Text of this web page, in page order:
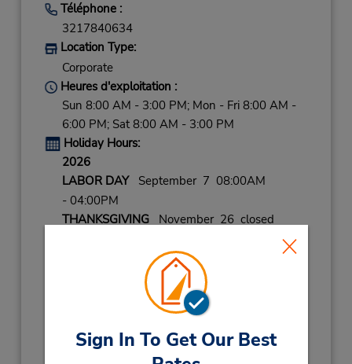
Sign In To Get Our Best
Téléphone :
3217840634
Location Type:
Corporate
Heures d'exploitation :
Sun 8:00 AM - 3:00 PM; Mon - Fri 8:00 AM -
6:00 PM; Sat 8:00 AM - 3:00 PM
Holiday Hours:
2026
LABOR DAYSeptember 7 08:00AM
- 04:00PM
THANKSGIVINGNovember 26 closed
December 24 08:00AM
December 25 closed
NEW YEARS EVE
December 31 08:00AM